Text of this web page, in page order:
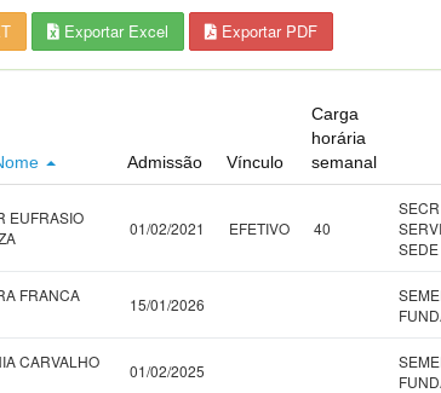
Exportar Excel Exportar PDF
Admissão Vínculo
Carga
horária
semanal
EUFRASIO
01/02/2021 EFETIVO 40
SEDE
FRANCA
15/01/2026
CARVALHO
01/02/2025